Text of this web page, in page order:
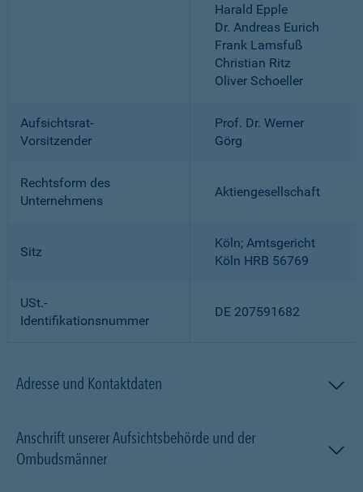
Harald Epple
Dr. Andreas Eurich
Frank Lamsfuß
Christian Ritz
Oliver Schoeller
Aufsichtsrat-
Vorsitzender
Prof. Dr. Werner
Görg
Rechtsform des
Unternehmens
Aktiengesellschaft
Sitz
Köln; Amtsgericht
Köln HRB 56769
USt.-
Identifikationsnummer
DE 207591682
Adresse und Kontaktdaten
Anschrift unserer Aufsichtsbehörde und der
Ombudsmänner